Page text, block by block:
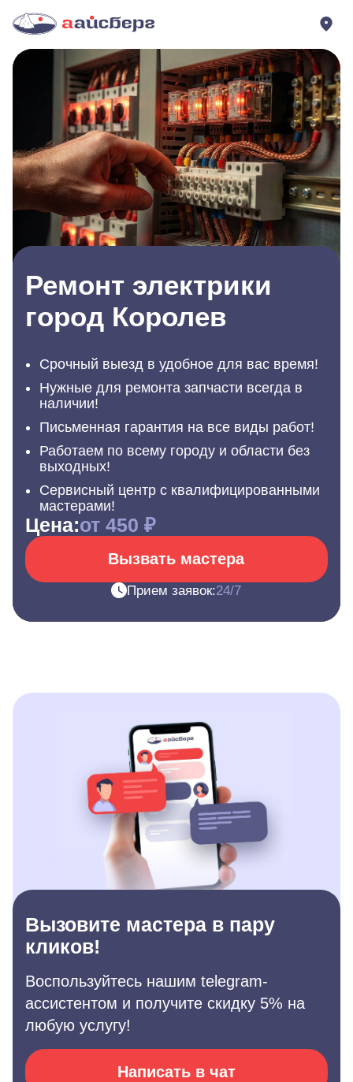
Ремонт электрики
город Королев
Срочный выезд в удобное для вас время!
Нужные для ремонта запчасти всегда в
наличии!
Письменная гарантия на все виды работ!
Работаем по всему городу и области без
выходных!
Сервисный центр с квалифицированными
мастерами!
Цена:от 450 ₽
Вызвать мастера
Прием заявок:24/7
Вызовите мастера в пару
кликов!
Воспользуйтесь нашим telegram-
ассистентом и получите скидку 5% на
любую услугу!
Написать в чат